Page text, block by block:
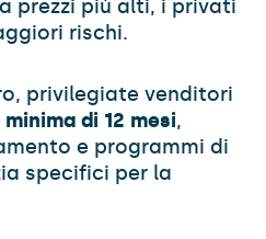
prezzi più alti, i privati
rischi.
privilegiate venditori
di 12 mesi,
e programmi di
specifici per la